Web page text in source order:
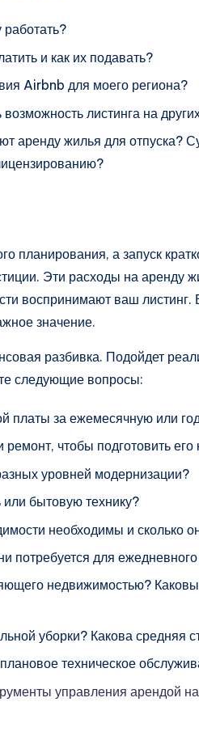
и как их подавать?
Airbnb для моего региона?
листинга на
аренду жилья для отпуска?
планирования, а запуск
Эти расходы на аренду
воспринимают ваш
значение.
разбивка. Подойдет
следующие вопросы:
платы за ежемесячную или
чтобы подготовить его
уровней модернизации?
бытовую технику?
необходимы и сколько
потребуется для
недвижимостью?
уборки? Какова средняя
техническое
управления арендой